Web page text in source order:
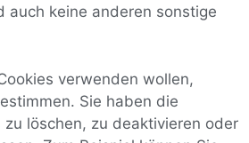
auch keine anderen sonstige
verwenden wollen,
Sie haben die
zu löschen, zu deaktivieren oder